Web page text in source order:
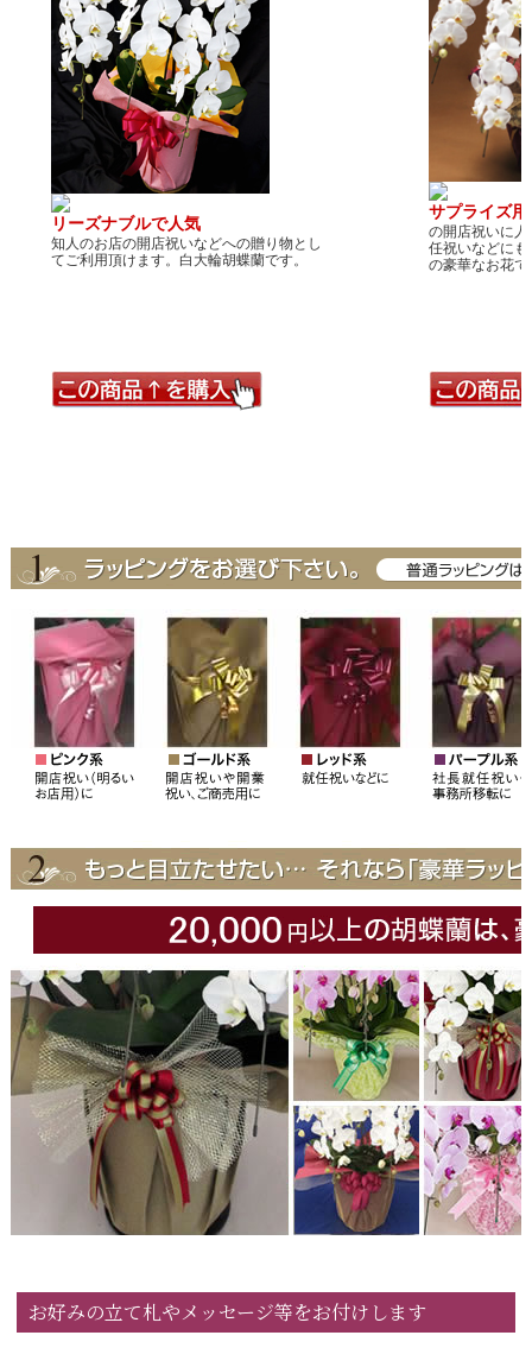
リーズナブルで人気
知人のお店の開店祝いなどへの贈り物とし
てご利用頂けます。白大輪胡蝶蘭です。
サプライズ用
の開店祝いに
任祝いなどに
の豪華なお花で
お好みの立て札やメッセージ等をお付けします